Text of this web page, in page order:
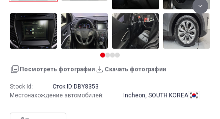
Посмотреть фотографии Скачать фотографии
Stock Id: Сток ID: DBY8353
Местонахождение автомобилей: Incheon, SOUTH KOREA